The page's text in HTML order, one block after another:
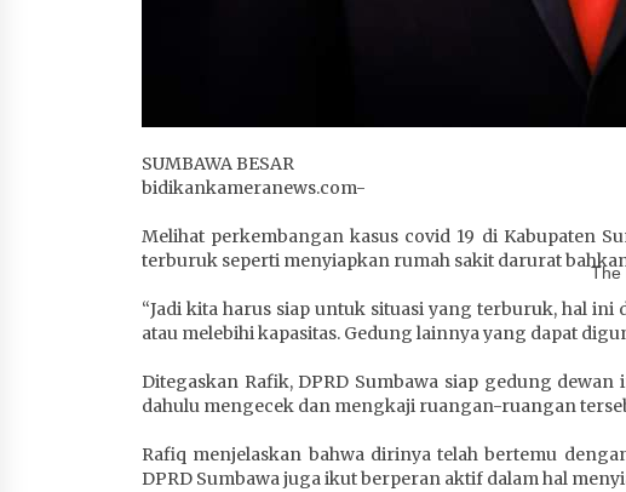
SUMBAWA BESAR
bidikankameranews.com-
Melihat perkembangan kasus covid 19 di Kabupaten
terburuk seperti menyiapkan rumah sakit darurat
“Jadi kita harus siap untuk situasi yang terburuk, hal
atau melebihi kapasitas. Gedung lainnya yang dapat
Ditegaskan Rafik, DPRD Sumbawa siap gedung
dahulu mengecek dan mengkaji ruangan-ruangan
Rafiq menjelaskan bahwa dirinya telah bertemu
DPRD Sumbawa juga ikut berperan aktif dalam hal
The